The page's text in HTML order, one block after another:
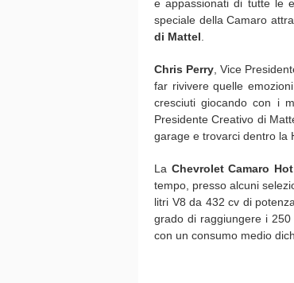
e appassionati di tutte le
speciale della Camaro
di Mattel
Chris Perry , Vice
far rivivere quelle
cresciuti giocando con i
Presidente Creativo di
garage e trovarci dentro la
La Chevrolet Camaro
tempo, presso alcuni
litri V8 da 432 cv di
grado di raggiungere i
con un consumo medio